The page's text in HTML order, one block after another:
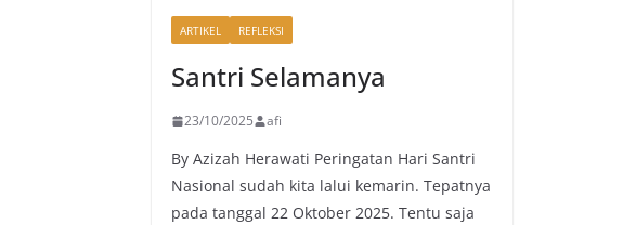
ARTIKEL REFLEKSI
Santri Selamanya
23/10/2025 afi
By Azizah Herawati Peringatan Hari Santri
Nasional sudah kita lalui kemarin. Tepatnya
pada tanggal 22 Oktober 2025. Tentu saja